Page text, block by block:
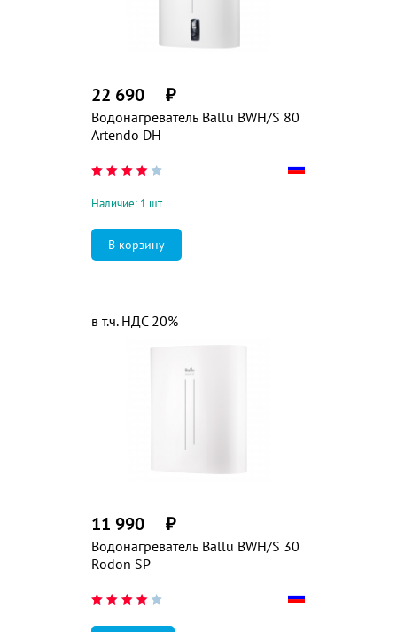
Водонагреватель Ballu BWH/S 80
Artendo DH
22 690 ₽
Наличие: 1 шт.
Водонагреватель Ballu BWH/S 30
Rodon SP
11 990 ₽
в т.ч. НДС 20%